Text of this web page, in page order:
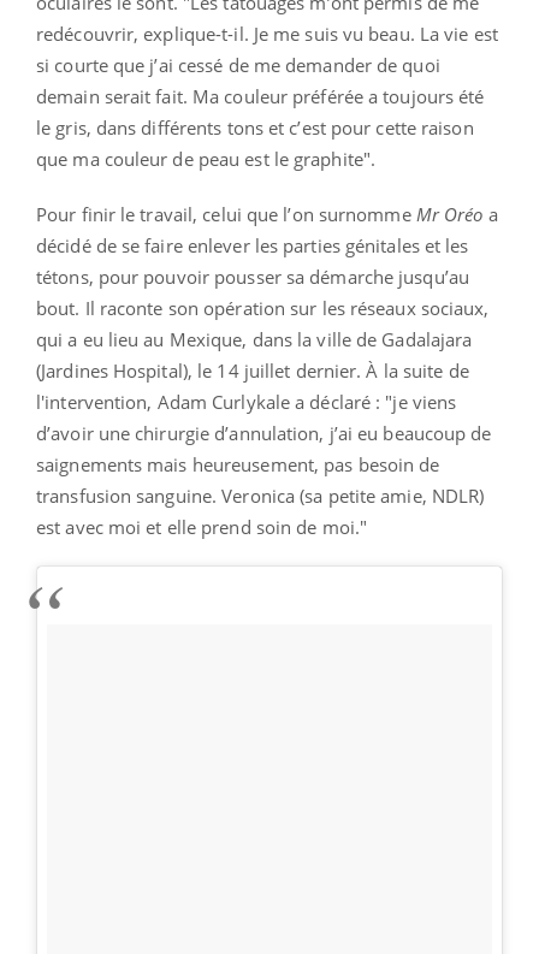
redécouvrir, explique-t-il. Je me suis vu beau. La vie est
si courte que j’ai cessé de me demander de quoi
demain serait fait. Ma couleur préférée a toujours été
le gris, dans différents tons et c’est pour cette raison
que ma couleur de peau est le graphite".
Pour finir le travail, celui que l’on surnomme Mr Oréo a
décidé de se faire enlever les parties génitales et les
tétons, pour pouvoir pousser sa démarche jusqu’au
bout. Il raconte son opération sur les réseaux sociaux,
qui a eu lieu au Mexique, dans la ville de Gadalajara
(Jardines Hospital), le 14 juillet dernier. À la suite de
l'intervention, Adam Curlykale a déclaré : "je viens
d’avoir une chirurgie d’annulation, j’ai eu beaucoup de
saignements mais heureusement, pas besoin de
transfusion sanguine. Veronica (sa petite amie, NDLR)
est avec moi et elle prend soin de moi."